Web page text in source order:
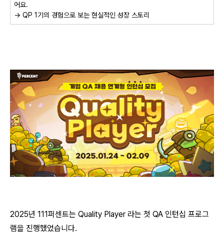
어요.
→ QP 1기의 경험으로 보는 현실적인 성장 스토리
2025년 111퍼센트는 Quality Player 라는 첫 QA 인턴십 프로그
램을 진행했었습니다.